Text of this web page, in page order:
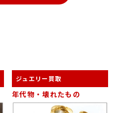
ジュエリー買取
年代物・壊れたもの